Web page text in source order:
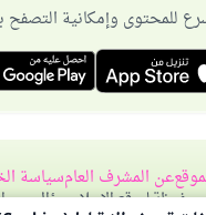
للمحتوى وإمكانية التصفح
عن المشرف العامسياسة
لموقع الإسلام سؤال وجواب 1997-